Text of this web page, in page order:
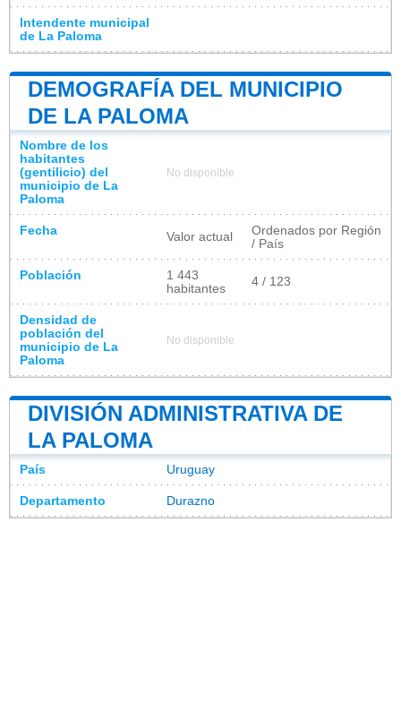
Intendente municipal
de La Paloma
DEMOGRAFÍA DEL MUNICIPIO
DE LA PALOMA
Nombre de los
habitantes
(gentilicio) del
municipio de La
Paloma
No disponible
Fecha Valor actual
Ordenados por Región
/ País
Población
1 443
habitantes
4 / 123
Densidad de
población del
municipio de La
Paloma
No disponible
DIVISIÓN ADMINISTRATIVA DE
LA PALOMA
País Uruguay
Departamento Durazno